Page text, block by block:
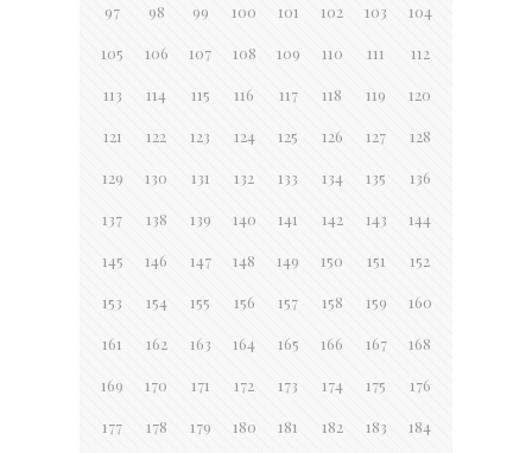
97 98 99 100 101 102 103 104
105 106 107 108 109 110 111 112
113 114 115 116 117 118 119 120
121 122 123 124 125 126 127 128
129 130 131 132 133 134 135 136
137 138 139 140 141 142 143 144
145 146 147 148 149 150 151 152
153 154 155 156 157 158 159 160
161 162 163 164 165 166 167 168
169 170 171 172 173 174 175 176
177 178 179 180 181 182 183 184